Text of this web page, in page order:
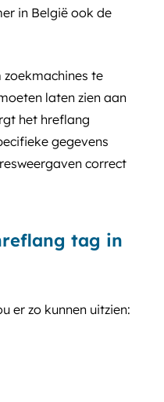
in België ook de
te
laten zien aan
het hreflang
gegevens
correct
tag in
er zo kunnen uitzien: